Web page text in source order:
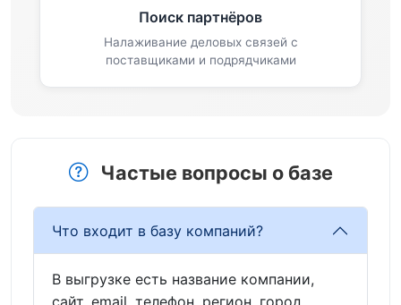
Поиск партнёров
Налаживание деловых связей с
поставщиками и подрядчиками
Частые вопросы о базе
Что входит в базу компаний?
В выгрузке есть название компании,
сайт, email, телефон, регион, город,